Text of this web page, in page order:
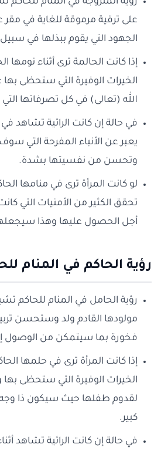
على ترقية مرموقة للغاية في مقر
الجهود التي يقوم ببذلها في
إذا كانت الحالمة ترى أثناء نومها
الخيرات الوفيرة التي ستحظى
الله (تعالى) في كل تصرفاتها
في حالة إن كانت الرائية تشاهد
يعبر عن الأنباء المفرحة التي
وتحسن من نفسيتها بشدة.
لو كانت المرأة ترى في منامها
تحقق الكثير من الأمنيات التي
أجل الحصول عليها وهذا
رؤية الحاكم في المنام
رؤية الحامل في المنام للحاكم
مولودها القادم ولد وستحسن
فخورة بما سيتمكن من الوصول
إذا كانت المرأة ترى في حلمها
الخيرات الوفيرة التي ستحظى
لقدوم طفلها حيث سيكون ذا وجه
كبير.
في حالة إن كانت الرائية تشاهد